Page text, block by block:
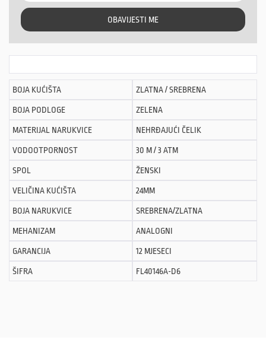
OBAVIJESTI ME
BOJA KUĆIŠTA ZLATNA / SREBRENA
BOJA PODLOGE ZELENA
MATERIJAL NARUKVICE NEHRĐAJUĆI ČELIK
VODOOTPORNOST 30 M / 3 ATM
SPOL ŽENSKI
VELIČINA KUĆIŠTA 24MM
BOJA NARUKVICE SREBRENA/ZLATNA
MEHANIZAM ANALOGNI
GARANCIJA 12 MJESECI
ŠIFRA FL40146A-D6